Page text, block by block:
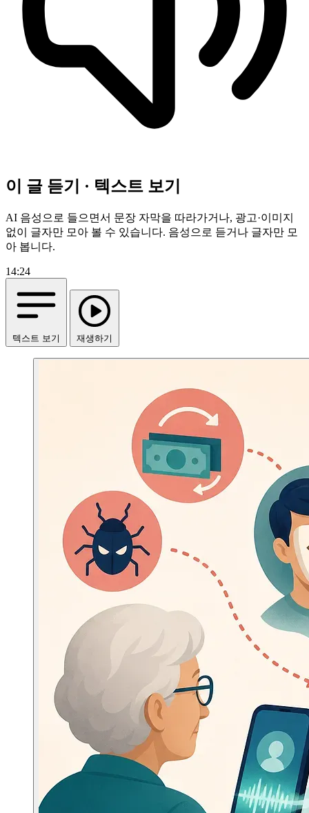
이 글 듣기 · 텍스트 보기
AI 음성으로 들으면서 문장 자막을 따라가거나, 광고·이미지
없이 글자만 모아 볼 수 있습니다. 음성으로 듣거나 글자만 모
아 봅니다.
14:24
텍스트 보기 재생하기